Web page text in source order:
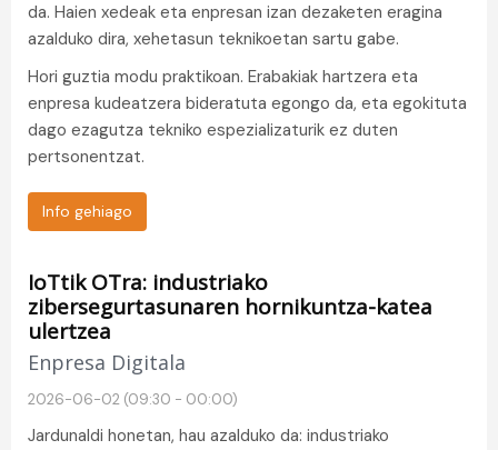
da. Haien xedeak eta enpresan izan dezaketen eragina
azalduko dira, xehetasun teknikoetan sartu gabe.
Hori guztia modu praktikoan. Erabakiak hartzera eta
enpresa kudeatzera bideratuta egongo da, eta egokituta
dago ezagutza tekniko espezializaturik ez duten
pertsonentzat.
Info gehiago
IoTtik OTra: industriako
zibersegurtasunaren hornikuntza-katea
ulertzea
Enpresa Digitala
2026-06-02 (09:30 - 00:00)
Jardunaldi honetan, hau azalduko da: industriako